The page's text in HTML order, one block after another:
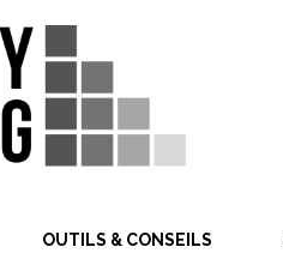
OUTILS & CONSEILS